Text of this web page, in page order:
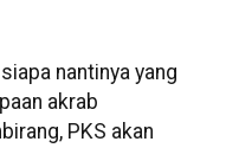
nantinya yang
akrab
PKS akan